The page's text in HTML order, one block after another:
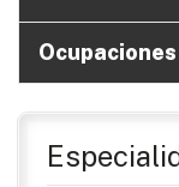
Ocupaciones